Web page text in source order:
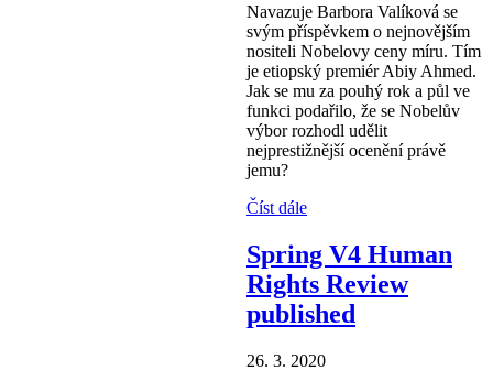
Navazuje Barbora Valíková se
svým příspěvkem o nejnovějším
nositeli Nobelovy ceny míru. Tím
je etiopský premiér Abiy Ahmed.
Jak se mu za pouhý rok a půl ve
funkci podařilo, že se Nobelův
výbor rozhodl udělit
nejprestižnější ocenění právě
jemu?
Číst dále
Spring V4 Human
Rights Review
published
26. 3. 2020